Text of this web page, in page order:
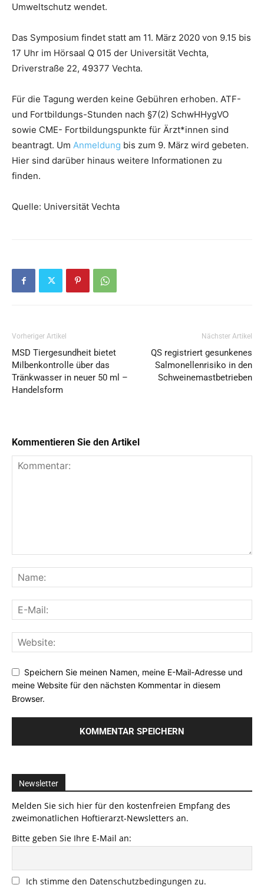
Umweltschutz wendet.
Das Symposium findet statt am 11. März 2020 von 9.15 bis
17 Uhr im Hörsaal Q 015 der Universität Vechta,
Driverstraße 22, 49377 Vechta.
Für die Tagung werden keine Gebühren erhoben. ATF-
und Fortbildungs-Stunden nach §7(2) SchwHHygVO
sowie CME- Fortbildungspunkte für Ärzt*innen sind
beantragt. Um Anmeldung bis zum 9. März wird gebeten.
Hier sind darüber hinaus weitere Informationen zu
finden.
Quelle: Universität Vechta
Vorheriger Artikel
MSD Tiergesundheit bietet
Milbenkontrolle über das
Tränkwasser in neuer 50 ml –
Handelsform
Nächster Artikel
QS registriert gesunkenes
Salmonellenrisiko in den
Schweinemastbetrieben
Kommentieren Sie den Artikel
Speichern Sie meinen Namen, meine E-Mail-Adresse und
meine Website für den nächsten Kommentar in diesem
Browser.
Newsletter
Melden Sie sich hier für den kostenfreien Empfang des
zweimonatlichen Hoftierarzt-Newsletters an.
Bitte geben Sie Ihre E-Mail an:
Ich stimme den Datenschutzbedingungen zu.